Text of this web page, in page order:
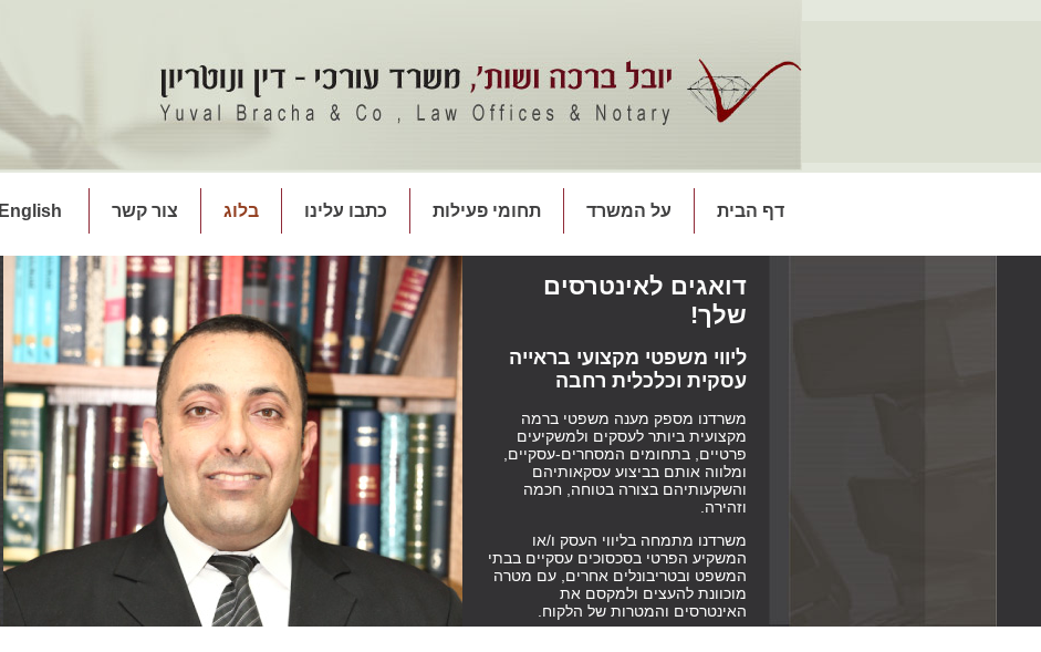
דף הבית על המשרד תחומי פעילות כתבו עלינו בלוג צור קשר English
דואגים לאינטרסים
שלך!
ליווי משפטי מקצועי בראייה
עסקית וכלכלית רחבה
משרדנו מספק מענה משפטי ברמה
מקצועית ביותר לעסקים ולמשקיעים
פרטיים, בתחומים המסחרים-עסקיים,
ומלווה אותם בביצוע עסקאותיהם
והשקעותיהם בצורה בטוחה, חכמה
וזהירה.
משרדנו מתמחה בליווי העסק ו/או
המשקיע הפרטי בסכסוכים עסקיים בבתי
המשפט ובטריבונלים אחרים, עם מטרה
מוכוונת להעצים ולמקסם את
האינטרסים והמטרות של הלקוח.